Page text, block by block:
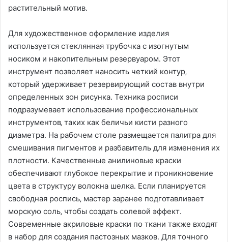
растительный мотив․
Для художественное оформление изделия
используется стеклянная трубочка с изогнутым
носиком и накопительным резервуаром․ Этот
инструмент позволяет наносить четкий контур‚
который удерживает резервирующий состав внутри
определенных зон рисунка․ Техника росписи
подразумевает использование профессиональных
инструментов‚ таких как беличьи кисти разного
диаметра․ На рабочем столе размещается палитра для
смешивания пигментов и разбавитель для изменения их
плотности․ Качественные анилиновые краски
обеспечивают глубокое перекрытие и проникновение
цвета в структуру волокна шелка․ Если планируется
свободная роспись‚ мастер заранее подготавливает
морскую соль‚ чтобы создать солевой эффект․
Современные акриловые краски по ткани также входят
в набор для создания пастозных мазков․ Для точного